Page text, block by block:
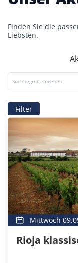
Finden Sie die
Liebsten.
Filter
Mittwoch
Rioja